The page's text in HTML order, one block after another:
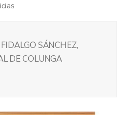
SÁNCHEZ,
DE COLUNGA